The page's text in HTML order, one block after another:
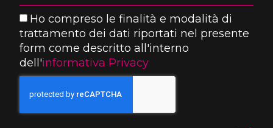
Ho compreso le finalità e modalità di
trattamento dei dati riportati nel presente
form come descritto all'interno
dell'informativa Privacy